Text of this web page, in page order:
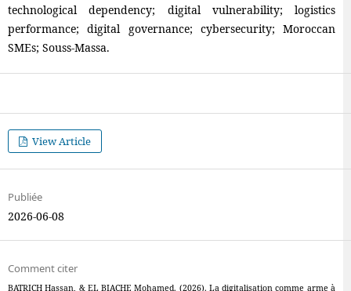
technological dependency; digital vulnerability; logistics
performance; digital governance; cybersecurity; Moroccan
SMEs; Souss-Massa.
View Article
Publiée
2026-06-08
Comment citer
BATRICH Hassan, & EL BIACHE Mohamed. (2026). La digitalisation comme arme à